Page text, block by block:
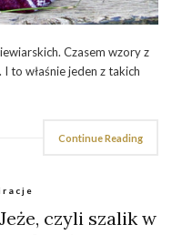
Czasem wzory z
to właśnie jeden z takich
Continue Reading
czyli szalik w